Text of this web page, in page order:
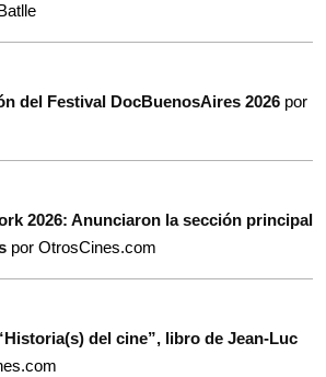
del Festival DocBuenosAires 2026 por
2026: Anunciaron la sección principal
por OtrosCines.com
del cine”, libro de Jean-Luc